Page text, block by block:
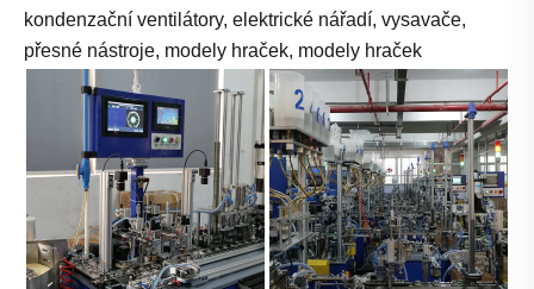
kondenzační ventilátory, elektrické nářadí, vysavače,
přesné nástroje, modely hraček, modely hraček